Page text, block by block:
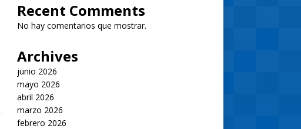
Recent Comments
No hay comentarios que mostrar.
Archives
junio 2026
mayo 2026
abril 2026
marzo 2026
febrero 2026